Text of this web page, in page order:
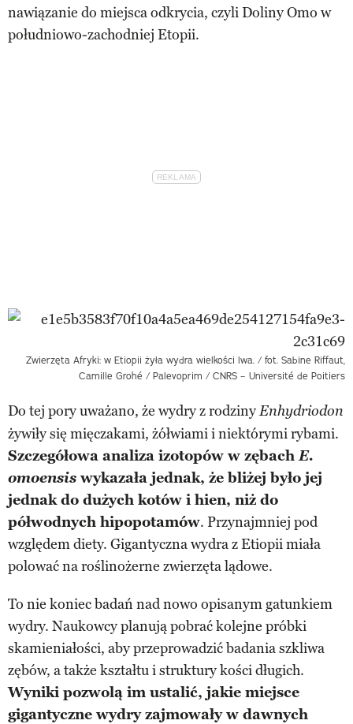
nawiązanie do miejsca odkrycia, czyli Doliny Omo w
południowo-zachodniej Etopii.
Zwierzęta Afryki: w Etiopii żyła wydra wielkości lwa. / fot. Sabine Riffaut,
Camille Grohé / Palevoprim / CNRS – Université de Poitiers
Do tej pory uważano, że wydry z rodzinyEnhydriodon
żywiły się mięczakami, żółwiami i niektórymi rybami.
Szczegółowa analiza izotopów w zębachE.
omoensis wykazała jednak, że bliżej było jej
jednak do dużych kotów i hien, niż do
półwodnych hipopotamów. Przynajmniej pod
względem diety. Gigantyczna wydra z Etiopii miała
polować na roślinożerne zwierzęta lądowe.
To nie koniec badań nad nowo opisanym gatunkiem
wydry. Naukowcy planują pobrać kolejne próbki
skamieniałości, aby przeprowadzić badania szkliwa
zębów, a także kształtu i struktury kości długich.
Wyniki pozwolą im ustalić, jakie miejsce
gigantyczne wydry zajmowały w dawnych